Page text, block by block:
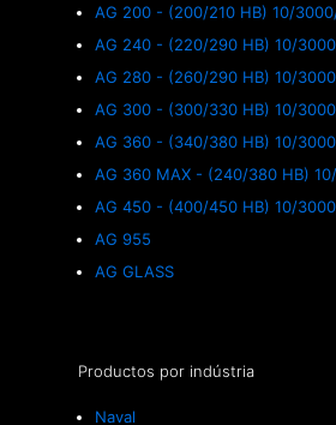
AG 200 - (200/210 HB) 10/
AG 240 - (220/290 HB) 10/
AG 280 - (260/290 HB) 10/
AG 300 - (300/330 HB) 10/
AG 360 - (340/380 HB) 10/
AG 360 MAX - (240/380 HB)
AG 450 - (400/450 HB) 10/
AG 955
AG GLASS
Productos por indústria
Naval